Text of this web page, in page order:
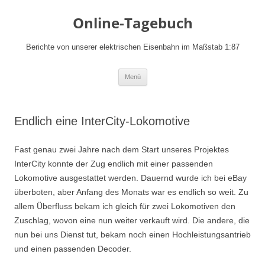
Online-Tagebuch
Berichte von unserer elektrischen Eisenbahn im Maßstab 1:87
Menü
Endlich eine InterCity-Lokomotive
Fast genau zwei Jahre nach dem Start unseres Projektes
InterCity konnte der Zug endlich mit einer passenden
Lokomotive ausgestattet werden. Dauernd wurde ich bei eBay
überboten, aber Anfang des Monats war es endlich so weit. Zu
allem Überfluss bekam ich gleich für zwei Lokomotiven den
Zuschlag, wovon eine nun weiter verkauft wird. Die andere, die
nun bei uns Dienst tut, bekam noch einen Hochleistungsantrieb
und einen passenden Decoder.